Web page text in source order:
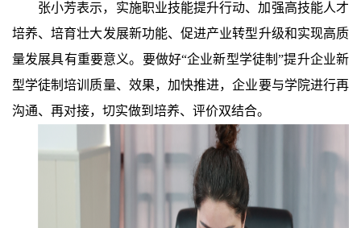
张小芳表示，实施职业技能提升行动、加强高技能人才
培养、培育壮大发展新功能、促进产业转型升级和实现高质
量发展具有重要意义。要做好“企业新型学徒制”提升企业新
型学徒制培训质量、效果，加快推进，企业要与学院进行再
沟通、再对接，切实做到培养、评价双结合。